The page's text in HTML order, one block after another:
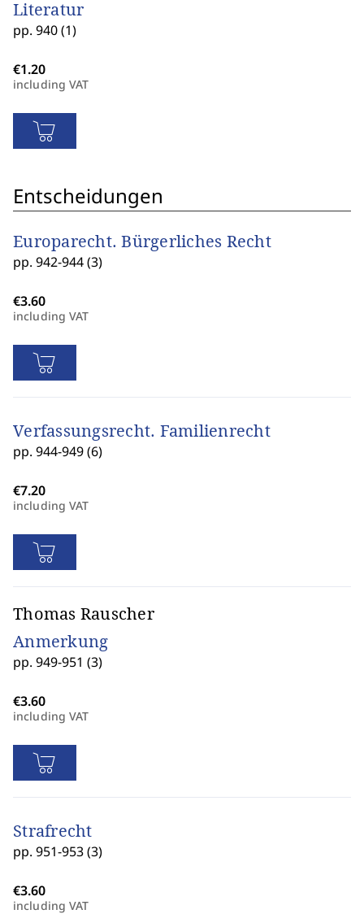
Literatur
pp. 940 (1)
including VAT
Entscheidungen
Europarecht. Bürgerliches Recht
pp. 942-944 (3)
including VAT
Verfassungsrecht. Familienrecht
pp. 944-949 (6)
including VAT
Thomas Rauscher
Anmerkung
pp. 949-951 (3)
including VAT
Strafrecht
pp. 951-953 (3)
including VAT